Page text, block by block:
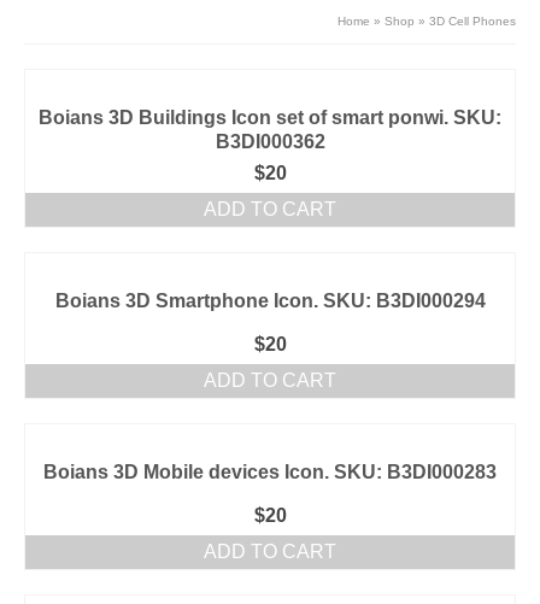
Home » Shop » 3D Cell Phones
Boians 3D Buildings Icon set of smart ponwi. SKU:
B3DI000362
$20
ADD TO CART
Boians 3D Smartphone Icon. SKU: B3DI000294
$20
ADD TO CART
Boians 3D Mobile devices Icon. SKU: B3DI000283
$20
ADD TO CART